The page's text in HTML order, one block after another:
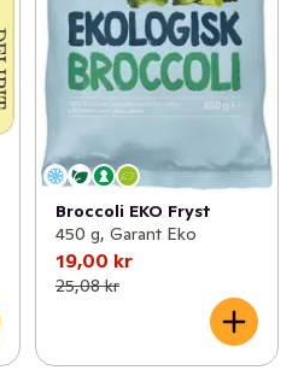
Broccoli EKO Fryst
450 g, Garant Eko
19,00 kr
25,08 kr